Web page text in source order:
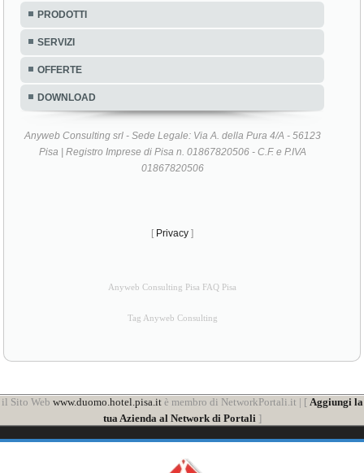
PRODOTTI
SERVIZI
OFFERTE
DOWNLOAD
Anyweb Consulting srl - Sede Legale: Via A. della Pura 4/A - 56123
Pisa | Registro Imprese di Pisa n. 01867820506 - C.F. e P.IVA
01867820506
[ Privacy ]
Anyweb Consulting Pisa FAQ Pisa
Tag Anyweb Consulting
il Sito Web www.duomo.hotel.pisa.itè membro di NetworkPortali.it | [ Aggiungi la
tua Azienda al Network di Portali ]